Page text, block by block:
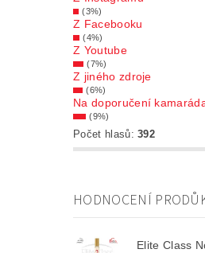
(3%)
Z Facebooku
(4%)
Z Youtube
(7%)
Z jiného zdroje
(6%)
Na doporučení
(9%)
Počet hlasů:392
HODNOCENÍ